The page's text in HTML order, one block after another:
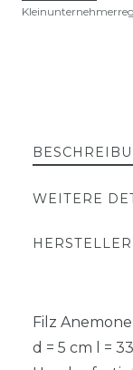
WEITERE
Filz
d = 5 cm l =